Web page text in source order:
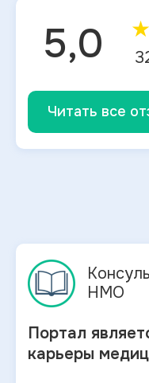
5,0 ★
Читать все
НМО
Портал
карьеры